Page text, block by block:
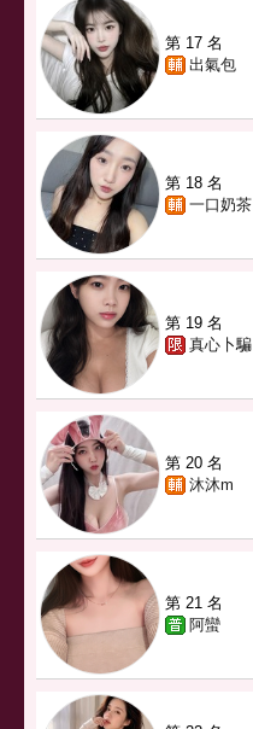
第 17 名
出氣包
第 18 名
一口奶茶
第 19 名
真心卜騙
第 20 名
沐沐m
第 21 名
阿蠻